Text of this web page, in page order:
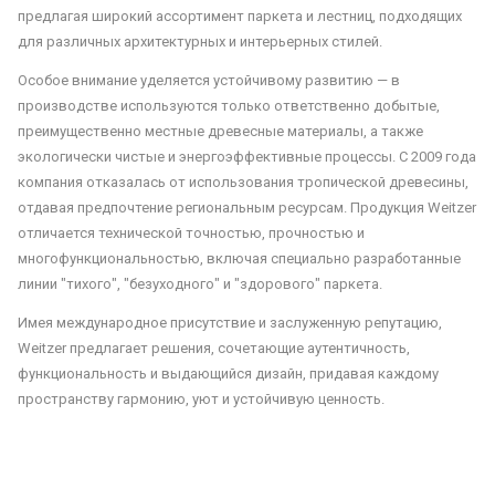
предлагая широкий ассортимент паркета и лестниц, подходящих
для различных архитектурных и интерьерных стилей.
Особое внимание уделяется устойчивому развитию — в
производстве используются только ответственно добытые,
преимущественно местные древесные материалы, а также
экологически чистые и энергоэффективные процессы. С 2009 года
компания отказалась от использования тропической древесины,
отдавая предпочтение региональным ресурсам. Продукция Weitzer
отличается технической точностью, прочностью и
многофункциональностью, включая специально разработанные
линии "тихого", "безуходного" и "здорового" паркета.
Имея международное присутствие и заслуженную репутацию,
Weitzer предлагает решения, сочетающие аутентичность,
функциональность и выдающийся дизайн, придавая каждому
пространству гармонию, уют и устойчивую ценность.